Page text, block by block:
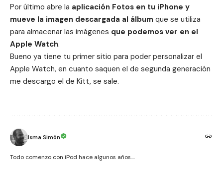
Por último abre la aplicación Fotos en tu iPhone y
mueve la imagen descargada al álbum que se utiliza
para almacenar las imágenes que podemos ver en el
Apple Watch.
Bueno ya tiene tu primer sitio para poder personalizar el
Apple Watch, en cuanto saquen el de segunda generación
me descargo el de Kitt, se sale.
Isma Simón
Todo comenzo con iPod hace algunos años....